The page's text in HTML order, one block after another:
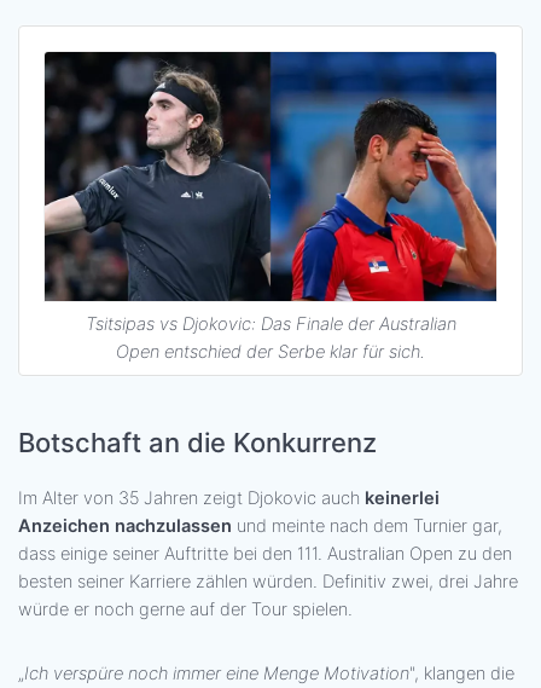
Tsitsipas vs Djokovic: Das Finale der Australian
Open entschied der Serbe klar für sich.
Botschaft an die Konkurrenz
Im Alter von 35 Jahren zeigt Djokovic auch keinerlei
Anzeichen nachzulassen und meinte nach dem Turnier gar,
dass einige seiner Auftritte bei den 111. Australian Open zu den
besten seiner Karriere zählen würden. Definitiv zwei, drei Jahre
würde er noch gerne auf der Tour spielen.
„Ich verspüre noch immer eine Menge Motivation", klangen die